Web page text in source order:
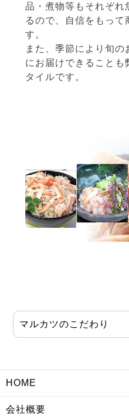
品・煮物等もそれぞれ
るので、自信をもって
す。
また、季節により旬
にお届けできることも
タイルです。
マルカツのこだわり
HOME
会社概要